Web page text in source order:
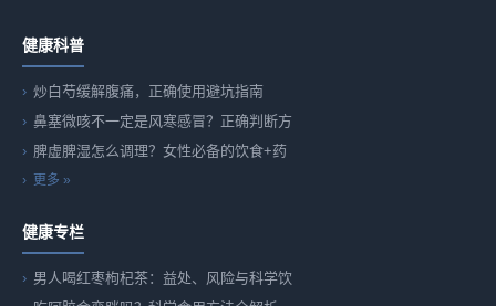
健康科普
炒白芍缓解腹痛，正确使用避坑指南
鼻塞微咳不一定是风寒感冒？正确判断方
脾虚脾湿怎么调理？女性必备的饮食+药
更多 »
健康专栏
男人喝红枣枸杞茶：益处、风险与科学饮